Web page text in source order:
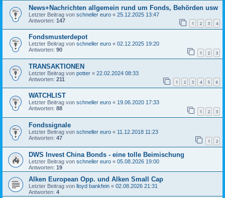
News+Nachrichten allgemein rund um Fonds, Behörden usw
Letzter Beitrag von schneller euro « 25.12.2025 13:47
Antworten: 147 1 2 3 4
Fondsmusterdepot
Letzter Beitrag von schneller euro « 02.12.2025 19:20
Antworten: 90 1 2 3
TRANSAKTIONEN
Letzter Beitrag von potter « 22.02.2024 08:33
Antworten: 211 1 2 3 4 5 6
WATCHLIST
Letzter Beitrag von schneller euro « 19.06.2020 17:33
Antworten: 88 1 2 3
Fondssignale
Letzter Beitrag von schneller euro « 11.12.2018 11:23
Antworten: 47 1 2
DWS Invest China Bonds - eine tolle Beimischung
Letzter Beitrag von schneller euro « 05.08.2026 19:00
Antworten: 19
Alken European Opp. und Alken Small Cap
Letzter Beitrag von lloyd bankfein « 02.08.2026 21:31
Antworten: 4